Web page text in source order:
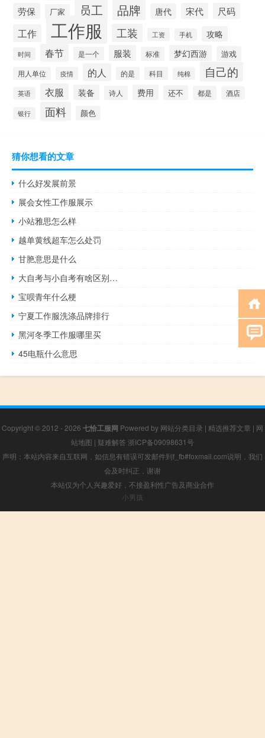
劳保 厂家 员工 品牌 唐代 宋代 尺码
工作 工作服 工装 工资 手机 攻略
时间 春节 是一个 服装 标准 梦幻西游 游戏
用人单位 疫情 的人 的是 科目 纯棉 自己的
英语 衣服 装备 诗人 费用 还不 都是 酒店
银行 面料 颜色
猜你想看的文章
什么好发展前景
展会女性工作服展示
小站雅思怎么样
越单黄线超车怎么处罚
甘脃意思是什么
大自考与小自考有啥区别…
宝呗青年什么梗
宁夏工作服洗涤品牌排行
黑河冬季工作服哪里买
45电瓶什么意思
Copyright © 2012 - 2026 七恰工服网 Powered by 网站分类目录 | 精选推荐文章 | 网
站地图 | 疑难解答 浙ICP备09098631号
声明：本站内容来自互联网，如信息有错误可发邮件到f_fb#foxmail.com说明，我们
会及时纠正，谢谢
本站仅为个人兴趣爱好，不接盈利性广告及商业合作
小男孩